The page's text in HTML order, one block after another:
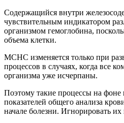
Содержащийся внутри
чувствительным индикатором
организмом гемоглобина,
объема клетки.
МСНС изменяется только при
процессов в случаях, когда все
организма уже исчерпаны.
Поэтому такие процессы на
показателей общего анализа
начале болезни. Игнорировать